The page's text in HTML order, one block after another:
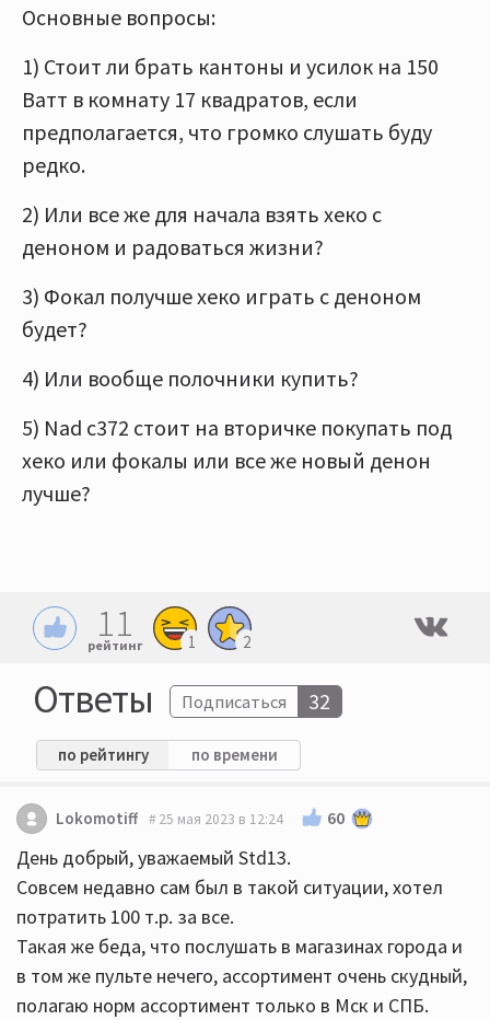
Основные вопросы:
1) Стоит ли брать кантоны и усилок на 150
Ватт в комнату 17 квадратов, если
предполагается, что громко слушать буду
редко.
2) Или все же для начала взять хеко с
деноном и радоваться жизни?
3) Фокал получше хеко играть с деноном
будет?
4) Или вообще полочники купить?
5) Nad c372 стоит на вторичке покупать под
хеко или фокалы или все же новый денон
лучше?
11
рейтинг 1 2
Ответы Подписаться 32
по рейтингу по времени
Lokomotiff 25 мая 2023 в 12:24 60
День добрый, уважаемый Std13.
Совсем недавно сам был в такой ситуации, хотел
потратить 100 т.р. за все.
Такая же беда, что послушать в магазинах города и
в том же пульте нечего, ассортимент очень скудный,
полагаю норм ассортимент только в Мск и СПБ.